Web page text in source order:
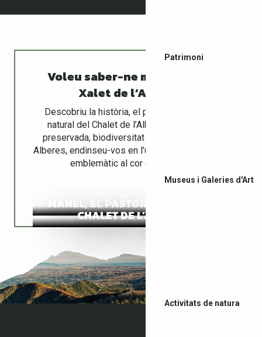
Patrimoni
Museus i Galeries d'Art
Activitats de natura
Voleu saber-ne més sobre el
Xalet de l’Albère?
Descobriu la història, el patrimoni i l’entorn
natural del Chalet de l’Albère. Entre natura
preservada, biodiversitat i tradicions de les
Alberes, endinseu-vos en l’univers d’aquest lloc
emblemàtic al cor del massís.
MANEL, EL PASTOR DE L’ALBERA
CHALET DE L’ALBÈRE